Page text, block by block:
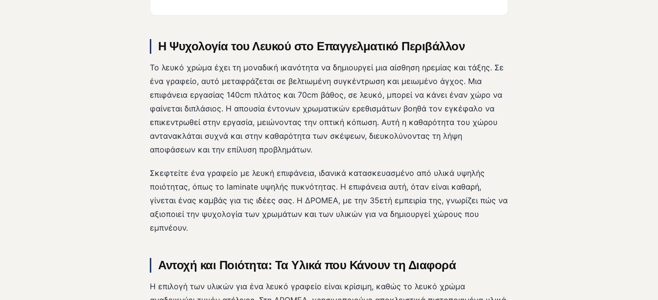
Η Ψυχολογία του Λευκού στο Επαγγελματικό Περιβάλλον
Το λευκό χρώμα έχει τη μοναδική ικανότητα να δημιουργεί μια αίσθηση ηρεμίας και τάξης. Σε
ένα γραφείο, αυτό μεταφράζεται σε βελτιωμένη συγκέντρωση και μειωμένο άγχος. Μια
επιφάνεια εργασίας 140cm πλάτος και 70cm βάθος, σε λευκό, μπορεί να κάνει έναν χώρο να
φαίνεται διπλάσιος. Η απουσία έντονων χρωματικών ερεθισμάτων βοηθά τον εγκέφαλο να
επικεντρωθεί στην εργασία, μειώνοντας την οπτική κόπωση. Αυτή η καθαρότητα του χώρου
αντανακλάται συχνά και στην καθαρότητα των σκέψεων, διευκολύνοντας τη λήψη
αποφάσεων και την επίλυση προβλημάτων.
Σκεφτείτε ένα γραφείο με λευκή επιφάνεια, ιδανικά κατασκευασμένο από υλικά υψηλής
ποιότητας, όπως το laminate υψηλής πυκνότητας. Η επιφάνεια αυτή, όταν είναι καθαρή,
γίνεται ένας καμβάς για τις ιδέες σας. Η ΔΡΟΜΕΑ, με την 35ετή εμπειρία της, γνωρίζει πώς να
αξιοποιεί την ψυχολογία των χρωμάτων και των υλικών για να δημιουργεί χώρους που
εμπνέουν.
Αντοχή και Ποιότητα: Τα Υλικά που Κάνουν τη Διαφορά
Η επιλογή των υλικών για ένα λευκό γραφείο είναι κρίσιμη, καθώς το λευκό χρώμα